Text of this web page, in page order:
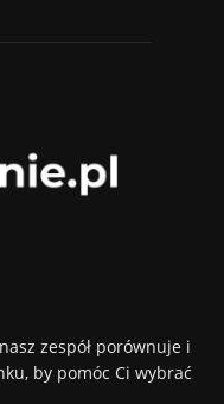
zespół porównuje i
by pomóc Ci wybrać